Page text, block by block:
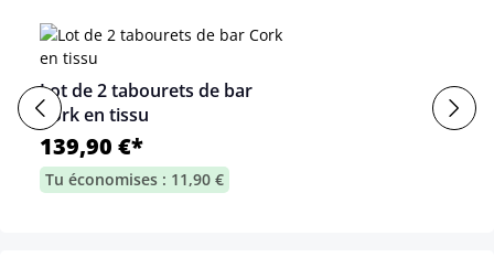
Lot de 2 tabourets de bar
Cork en tissu
139,90 €*
Tu économises : 11,90 €